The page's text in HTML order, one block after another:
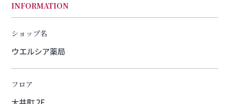
INFORMATION
ショップ名
ウエルシア薬局
フロア